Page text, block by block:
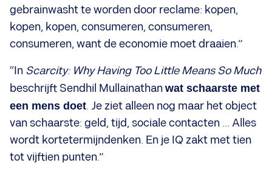
gebrainwasht te worden door reclame: kopen,
kopen, kopen, consumeren, consumeren,
consumeren, want de economie moet draaien.”
“In Scarcity: Why Having Too Little Means So Much
beschrijft Sendhil Mullainathan wat schaarste met
een mens doet. Je ziet alleen nog maar het object
van schaarste: geld, tijd, sociale contacten ... Alles
wordt kortetermijndenken. En je IQ zakt met tien
tot vijftien punten.”